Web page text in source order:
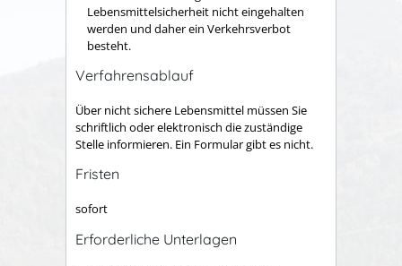
Lebensmittelsicherheit nicht eingehalten
werden und daher ein Verkehrsverbot
besteht.
Verfahrensablauf
Über nicht sichere Lebensmittel müssen Sie
schriftlich oder elektronisch die zuständige
Stelle informieren. Ein Formular gibt es nicht.
Fristen
sofort
Erforderliche Unterlagen